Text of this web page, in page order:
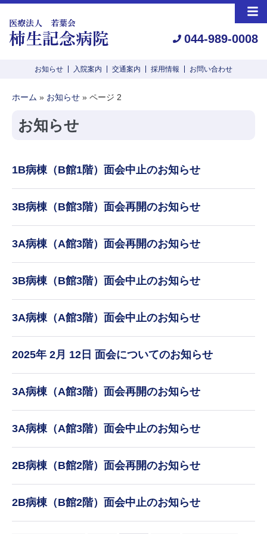
医療法人 若葉会
柿生記念病院 044-989-0008
お知らせ 入院案内 交通案内 採用情報 お問い合わせ
ホーム » お知らせ » ページ 2
お知らせ
1B病棟（B館1階）面会中止のお知らせ
3B病棟（B館3階）面会再開のお知らせ
3A病棟（A館3階）面会再開のお知らせ
3B病棟（B館3階）面会中止のお知らせ
3A病棟（A館3階）面会中止のお知らせ
2025年 2月 12日 面会についてのお知らせ
3A病棟（A館3階）面会再開のお知らせ
3A病棟（A館3階）面会中止のお知らせ
2B病棟（B館2階）面会再開のお知らせ
2B病棟（B館2階）面会中止のお知らせ